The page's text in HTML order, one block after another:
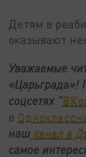
Детям в
оказывают
Уважаемые
«Царьграда»!
соцсетях "
в
наш канал в
самое